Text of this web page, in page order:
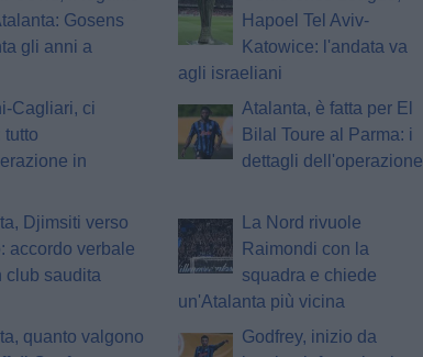
Gosens
gli anni a
Hapoel Tel Aviv-
Katowice: l'andata va
agli israeliani
Cagliari, ci
tutto
in
Atalanta, è fatta per El
Bilal Toure al Parma: i
dettagli dell'operazione
Djimsiti verso
accordo verbale
club saudita
La Nord rivuole
Raimondi con la
squadra e chiede
un'Atalanta più vicina
quanto valgono
Godfrey, inizio da